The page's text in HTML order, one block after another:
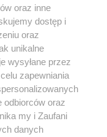
oraz inne
dostęp i
oraz
unikalne
wysyłane przez
zapewniania
odbiorców oraz
my i Zaufani
danych